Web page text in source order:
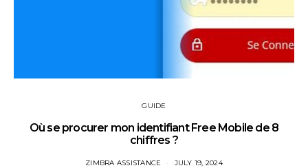
GUIDE
Où se procurer mon identifiant Free Mobile de 8
chiffres ?
ZIMBRA ASSISTANCE JULY 19, 2024